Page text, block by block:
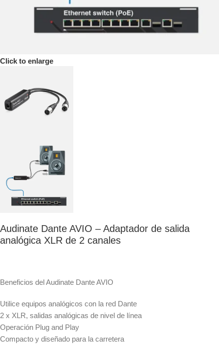
Click to enlarge
Audinate Dante AVIO – Adaptador de salida
analógica XLR de 2 canales
Beneficios del Audinate Dante AVIO
Utilice equipos analógicos con la red Dante
2 x XLR, salidas analógicas de nivel de línea
Operación Plug and Play
Compacto y diseñado para la carretera